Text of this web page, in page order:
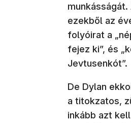
munkásságát.
ezekből az
folyóirat a
fejez ki”, és
Jevtusenkót”.
De Dylan
a titokzatos,
inkább azt